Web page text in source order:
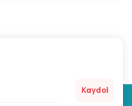
Kaydol